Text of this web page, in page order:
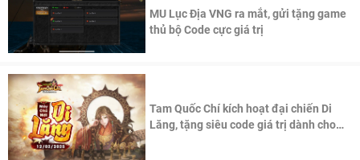
MU Lục Địa VNG ra mắt, gửi tặng game
thủ bộ Code cực giá trị
Tam Quốc Chí kích hoạt đại chiến Di
Lăng, tặng siêu code giá trị dành cho